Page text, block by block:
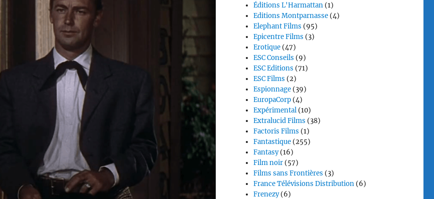
Éditions L'Harmattan (1)
Editions Montparnasse (4)
Elephant Films (95)
Epicentre Films (3)
Erotique (47)
ESC Conseils (9)
ESC Editions (71)
ESC Films (2)
Espionnage (39)
EuropaCorp (4)
Expérimental (10)
Extralucid Films (38)
Factoris Films (1)
Fantastique (255)
Fantasy(16)
Film noir (57)
Films sans Frontières (3)
France Télévisions Distribution (6)
Frenezy(6)